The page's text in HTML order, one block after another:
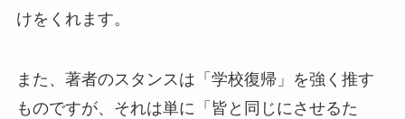
けをくれます。
また、著者のスタンスは「学校復帰」を強く推す
ものですが、それは単に「皆と同じにさせるた